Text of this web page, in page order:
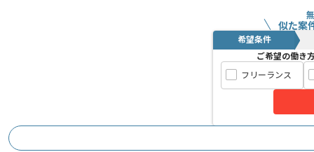
基本的にはフルリモートでの作業を見
似た案
希望条件
ご希望の働き
フリーランス